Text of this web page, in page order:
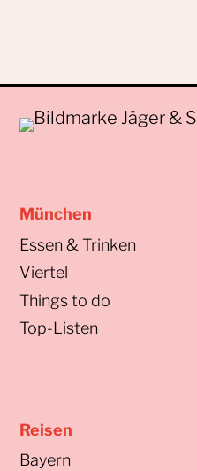
München
Essen & Trinken
Viertel
Things to do
Top-Listen
Reisen
Bayern